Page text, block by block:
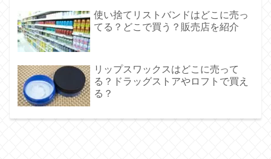
使い捨てリストバンドはどこに売っ
てる？どこで買う？販売店を紹介
リップスワックスはどこに売って
る？ドラッグストアやロフトで買え
る？